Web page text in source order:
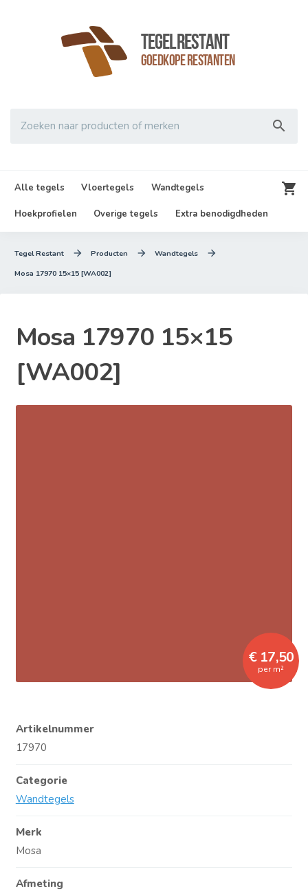
TegelRestant
Goedkope Restanten

Zoeken naar producten of merken
Alle tegels Vloertegels Wandtegels
Hoekprofielen Overige tegels Extra benodigdheden

Tegel Restant  Producten  Wandtegels 
Mosa 17970 15×15 [WA002]
Mosa 17970 15×15
[WA002]
€ 17,50
per m²
Artikelnummer
17970
Categorie
Wandtegels
Merk
Mosa
Afmeting